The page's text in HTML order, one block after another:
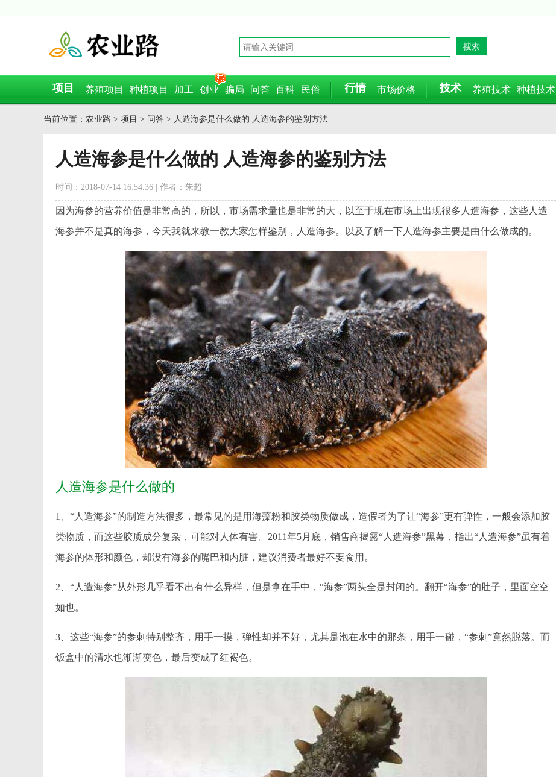
项目 养殖项目 种植项目 加工 创业 骗局 问答 百科 民俗 行情 市场价格 技术 养殖技术 种植技术
当前位置： 农业路 > 项目 > 问答 > 人造海参是什么做的 人造海参的鉴别方法
人造海参是什么做的 人造海参的鉴别方法
时间：2018-07-14 16:54:36 | 作者：朱超
因为海参的营养价值是非常高的，所以，市场需求量也是非常的大，以至于现在市场上出现很多人造海参，这些人造
海参并不是真的海参，今天我就来教一教大家怎样鉴别，人造海参。以及了解一下人造海参主要是由什么做成的。
人造海参是什么做的
1、“人造海参”的制造方法很多，最常见的是用海藻粉和胶类物质做成，造假者为了让“海参”更有弹性，一般会添加胶
类物质，而这些胶质成分复杂，可能对人体有害。2011年5月底，销售商揭露“人造海参”黑幕，指出“人造海参”虽有着
海参的体形和颜色，却没有海参的嘴巴和内脏，建议消费者最好不要食用。
2、“人造海参”从外形几乎看不出有什么异样，但是拿在手中，“海参”两头全是封闭的。翻开“海参”的肚子，里面空空
如也。
3、这些“海参”的参刺特别整齐，用手一摸，弹性却并不好，尤其是泡在水中的那条，用手一碰，“参刺”竟然脱落。而
饭盒中的清水也渐渐变色，最后变成了红褐色。